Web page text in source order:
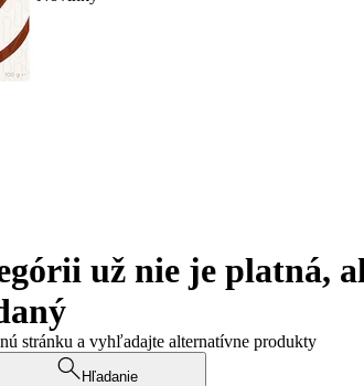
už nie je platná,
stránku a vyhľadajte alternatívne produkty
Hľadanie